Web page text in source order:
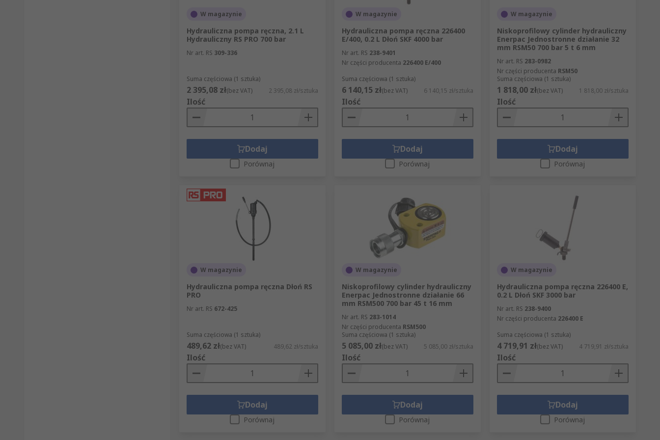
W magazynie
Hydrauliczna pompa ręczna, 2.1 L
Hydrauliczny RS PRO 700 bar
Nr art. RS 309-336
Suma częściowa (1 sztuka)
2 395,08 zł(bez VAT) 2 395,08 zł/sztuka
Ilość
Dodaj
Porównaj
W magazynie
Hydrauliczna pompa ręczna 226400
E/400, 0.2 L Dłoń SKF 4000 bar
Nr art. RS 238-9401
Nr części producenta 226400 E/400
Suma częściowa (1 sztuka)
6 140,15 zł(bez VAT) 6 140,15 zł/sztuka
Ilość
Dodaj
Porównaj
W magazynie
Niskoprofilowy cylinder hydrauliczny
Enerpac Jednostronne działanie 32
mm RSM50 700 bar 5 t 6 mm
Nr art. RS 283-0982
Nr części producenta RSM50
Suma częściowa (1 sztuka)
1 818,00 zł(bez VAT) 1 818,00 zł/sztuka
Ilość
Dodaj
Porównaj
W magazynie
Hydrauliczna pompa ręczna Dłoń RS
PRO
Nr art. RS 672-425
Suma częściowa (1 sztuka)
489,62 zł(bez VAT) 489,62 zł/sztuka
Ilość
Dodaj
Porównaj
W magazynie
Niskoprofilowy cylinder hydrauliczny
Enerpac Jednostronne działanie 66
mm RSM500 700 bar 45 t 16 mm
Nr art. RS 283-1014
Nr części producenta RSM500
Suma częściowa (1 sztuka)
5 085,00 zł(bez VAT) 5 085,00 zł/sztuka
Ilość
Dodaj
Porównaj
W magazynie
Hydrauliczna pompa ręczna 226400 E,
0.2 L Dłoń SKF 3000 bar
Nr art. RS 238-9400
Nr części producenta 226400 E
Suma częściowa (1 sztuka)
4 719,91 zł(bez VAT) 4 719,91 zł/sztuka
Ilość
Dodaj
Porównaj